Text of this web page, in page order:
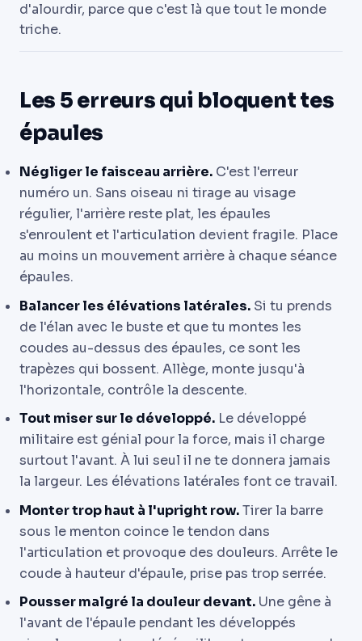
d'alourdir, parce que c'est là que tout le monde
triche.
Les 5 erreurs qui bloquent tes
épaules
Négliger le faisceau arrière. C'est l'erreur
numéro un. Sans oiseau ni tirage au visage
régulier, l'arrière reste plat, les épaules
s'enroulent et l'articulation devient fragile. Place
au moins un mouvement arrière à chaque séance
épaules.
Balancer les élévations latérales. Si tu prends
de l'élan avec le buste et que tu montes les
coudes au-dessus des épaules, ce sont les
trapèzes qui bossent. Allège, monte jusqu'à
l'horizontale, contrôle la descente.
Tout miser sur le développé. Le développé
militaire est génial pour la force, mais il charge
surtout l'avant. À lui seul il ne te donnera jamais
la largeur. Les élévations latérales font ce travail.
Monter trop haut à l'upright row.Tirer la barre
sous le menton coince le tendon dans
l'articulation et provoque des douleurs. Arrête le
coude à hauteur d'épaule, prise pas trop serrée.
Pousser malgré la douleur devant. Une gêne à
l'avant de l'épaule pendant les développés